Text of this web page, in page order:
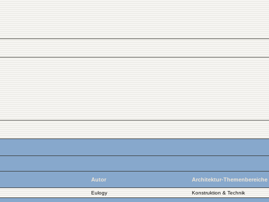
Autor Architektur-Themenbereiche
Eulogy Konstruktion & Technik